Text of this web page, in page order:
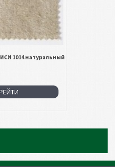
1014 натуральный